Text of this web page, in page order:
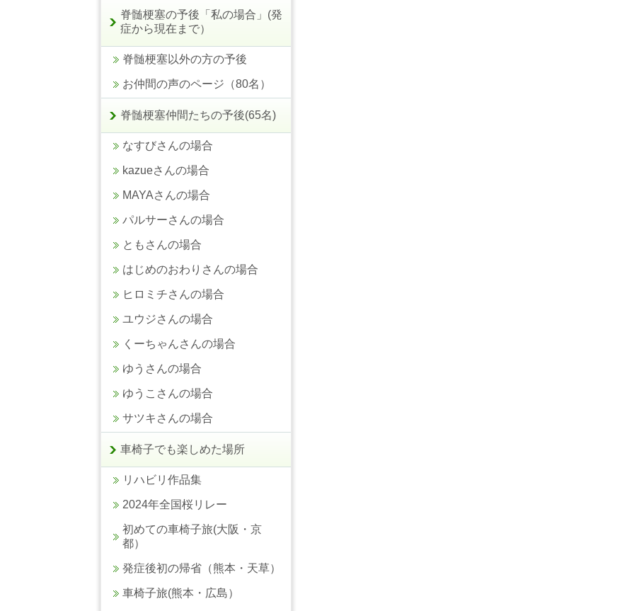
脊髄梗塞の予後「私の場合」(発
症から現在まで）
脊髄梗塞以外の方の予後
お仲間の声のページ（80名）
脊髄梗塞仲間たちの予後(65名)
なすびさんの場合
kazueさんの場合
MAYAさんの場合
パルサーさんの場合
ともさんの場合
はじめのおわりさんの場合
ヒロミチさんの場合
ユウジさんの場合
くーちゃんさんの場合
ゆうさんの場合
ゆうこさんの場合
サツキさんの場合
車椅子でも楽しめた場所
リハビリ作品集
2024年全国桜リレー
初めての車椅子旅(大阪・京
都）
発症後初の帰省（熊本・天草）
車椅子旅(熊本・広島）